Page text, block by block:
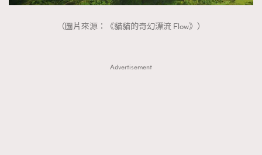
（圖片來源：《貓貓的奇幻漂流 Flow》）
Advertisement